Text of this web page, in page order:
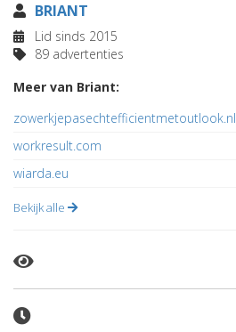
BRIANT
Lid sinds 2015
89 advertenties
Meer van Briant:
zowerkjepasechtefficientmetoutlook.nl
workresult.com
wiarda.eu
Bekijk alle